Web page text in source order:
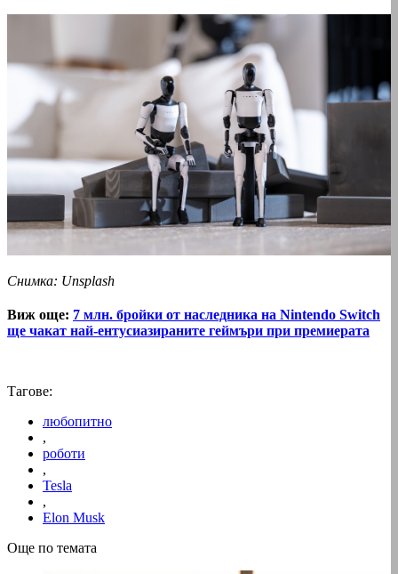
Снимка: Unsplash
Виж още: 7 млн. бройки от наследника на Nintendo Switch
ще чакат най-ентусиазираните геймъри при премиерата
Тагове:
любопитно
,
роботи
,
Tesla
,
Elon Musk
Още по темата